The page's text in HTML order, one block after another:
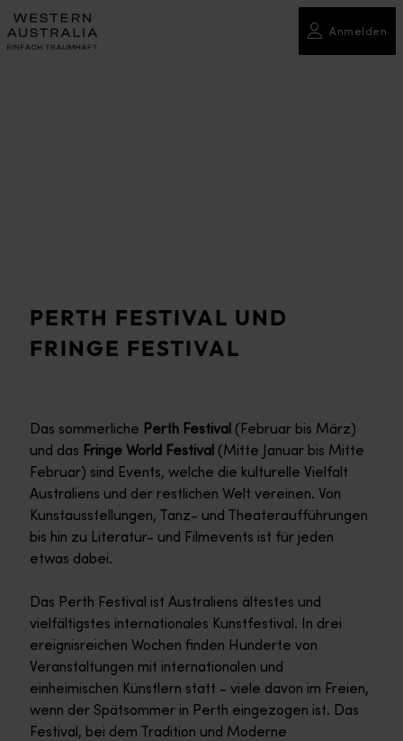
Anmelden
PERTH FESTIVAL UND
FRINGE FESTIVAL
Das sommerliche Perth Festival (Februar bis März)
und das Fringe World Festival (Mitte Januar bis Mitte
Februar) sind Events, welche die kulturelle Vielfalt
Australiens und der restlichen Welt vereinen. Von
Kunstausstellungen, Tanz- und Theateraufführungen
bis hin zu Literatur- und Filmevents ist für jeden
etwas dabei.
Das Perth Festival ist Australiens ältestes und
vielfältigstes internationales Kunstfestival. In drei
ereignisreichen Wochen finden Hunderte von
Veranstaltungen mit internationalen und
einheimischen Künstlern statt - viele davon im Freien,
wenn der Spätsommer in Perth eingezogen ist. Das
Festival, bei dem Tradition und Moderne